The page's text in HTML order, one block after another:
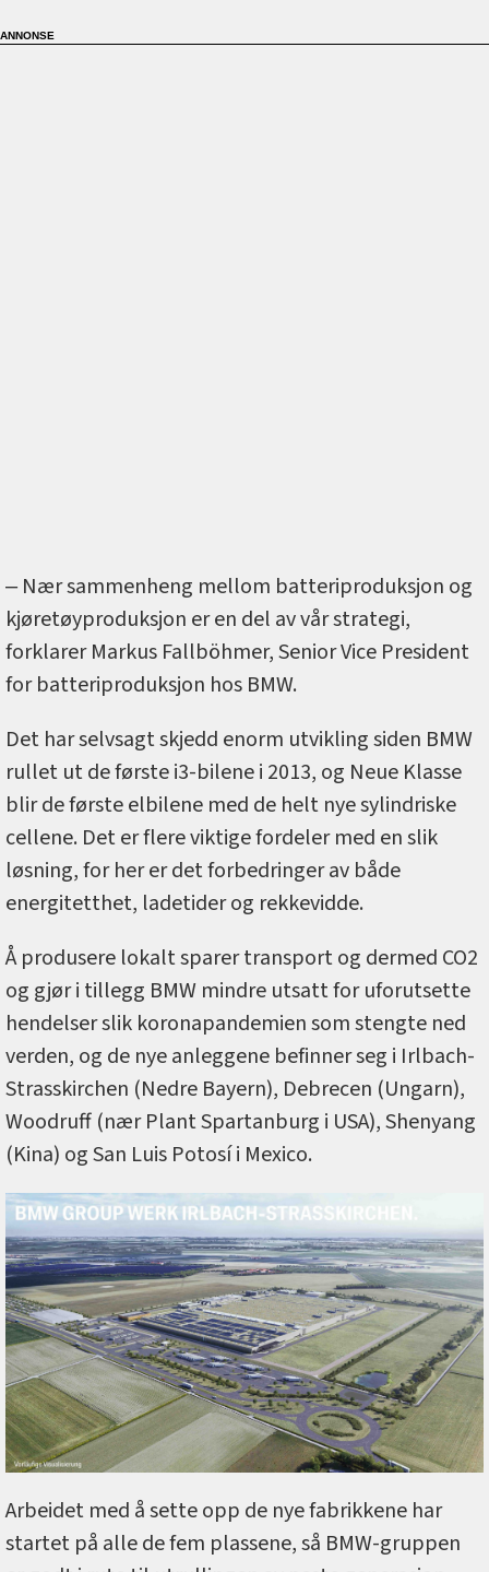
‒ Nær sammenheng mellom batteriproduksjon og
kjøretøyproduksjon er en del av vår strategi,
forklarer Markus Fallböhmer, Senior Vice President
for batteriproduksjon hos BMW.
Det har selvsagt skjedd enorm utvikling siden BMW
rullet ut de første i3-bilene i 2013, og Neue Klasse
blir de første elbilene med de helt nye sylindriske
cellene. Det er flere viktige fordeler med en slik
løsning, for her er det forbedringer av både
energitetthet, ladetider og rekkevidde.
Å produsere lokalt sparer transport og dermed CO2
og gjør i tillegg BMW mindre utsatt for uforutsette
hendelser slik koronapandemien som stengte ned
verden, og de nye anleggene befinner seg i Irlbach-
Strasskirchen (Nedre Bayern), Debrecen (Ungarn),
Woodruff (nær Plant Spartanburg i USA), Shenyang
(Kina) og San Luis Potosí i Mexico.
Arbeidet med å sette opp de nye fabrikkene har
startet på alle de fem plassene, så BMW-gruppen